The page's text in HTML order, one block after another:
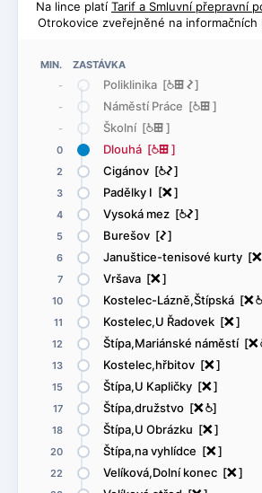
MIN. ZASTÁVKA
-
Poliklinika [@æó]
- Náměstí Práce [@æ]
- Školní [@æ]
0 Dlouhá [@æ]
2 Cigánov [@ó]
3 Padělky I [ë]
4 Vysoká mez [@ó]
5 Burešov [ó]
6 Januštice-tenisové kurty [ë
7 Vršava [ë]
10 Kostelec-Lázně,Štípská [ë@
11 Kostelec,U Řadovek [ë]
12 Štípa,Mariánské náměstí [ë
13 Kostelec,hřbitov [ë]
15 Štípa,U Kapličky [ë]
17 Štípa,družstvo [ë@]
18 Štípa,U Obrázku [ë]
20 Štípa,na vyhlídce [ë]
22 Velíková,Dolní konec [ë]
Na lince platí Tarif a Smluvní přepravní
Otrokovice zveřejněné na informačních